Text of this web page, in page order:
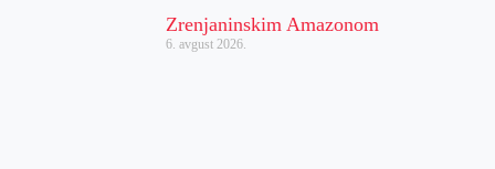
Zrenjaninskim Amazonom
6. avgust 2026.